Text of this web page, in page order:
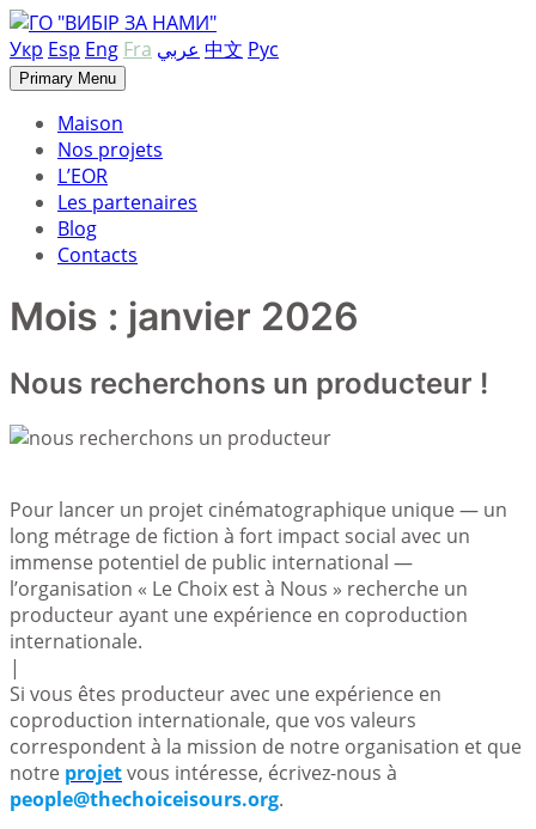
Skip
to
content
Укр Esp Eng Fra عربي 中文 Рус
Primary Menu
Maison
Nos projets
L’EOR
Les partenaires
Blog
Contacts
Mois : janvier 2026
Nous recherchons un producteur !
Pour lancer un projet cinématographique unique — un
long métrage de fiction à fort impact social avec un
immense potentiel de public international —
l’organisation « Le Choix est à Nous » recherche un
producteur ayant une expérience en coproduction
internationale.
|
Si vous êtes producteur avec une expérience en
coproduction internationale, que vos valeurs
correspondent à la mission de notre organisation et que
notre projetvous intéresse, écrivez-nous à
people@thechoiceisours.org.